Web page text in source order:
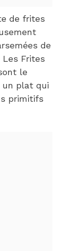
de frites
de
Frites
le
un plat qui
primitifs